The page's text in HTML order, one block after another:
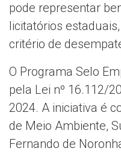
pode representar
licitatórios
critério de
O Programa Selo
pela Lei nº 16.112/
2024. A iniciativa é
de Meio Ambiente,
Fernando de